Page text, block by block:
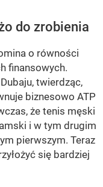
do zrobienia
o równości
finansowych.
twierdząc,
biznesowo ATP
że tenis męski
i w tym drugim
pierwszym. Teraz
się bardziej